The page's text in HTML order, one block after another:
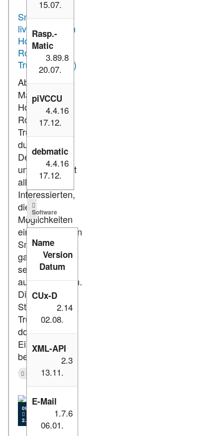
Smart Home
live erleben im
Homematic IP
Roadshow-
Truck (Update)
Ab dem 09.
März geht der
Homematic IP
Roadshow-
Truck auf Tour
durch
Deutschland
und ermöglicht
allen
Interessierten,
die
Möglichkeiten
eines modernen
Smart Homes
ganz einfach
selbst
auszuprobieren.
Die erste
Station des
Trucks ist das
dodenhof
Einkaufscenter
bei Bremen.
Presse
09.12.2022
2.891
15.07.
Rasp.-
Matic
3.89.8
20.07.
piVCCU
4.4.16
17.12.
debmatic
4.4.16
17.12.
Software
Name
Version
Datum
CUx-D
2.14
02.08.
XML-API
2.3
13.11.
E-Mail
1.7.6
06.01.